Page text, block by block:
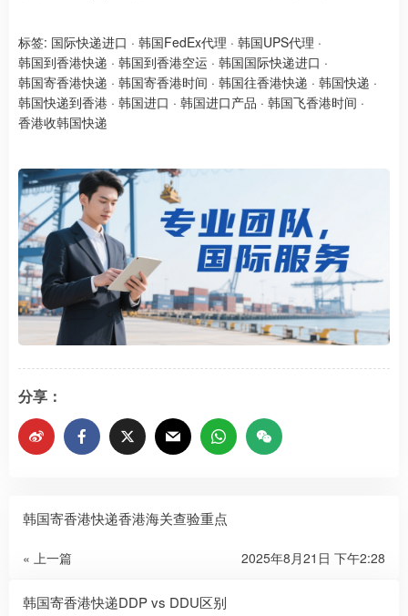
标签: 国际快递进口 · 韩国FedEx代理 · 韩国UPS代理 ·
韩国到香港快递 · 韩国到香港空运 · 韩国国际快递进口 ·
韩国寄香港快递 · 韩国寄香港时间 · 韩国往香港快递 · 韩国快递 ·
韩国快递到香港 · 韩国进口 · 韩国进口产品 · 韩国飞香港时间 ·
香港收韩国快递
分享：
韩国寄香港快递香港海关查验重点
« 上一篇 2025年8月21日 下午2:28
韩国寄香港快递DDP vs DDU区别